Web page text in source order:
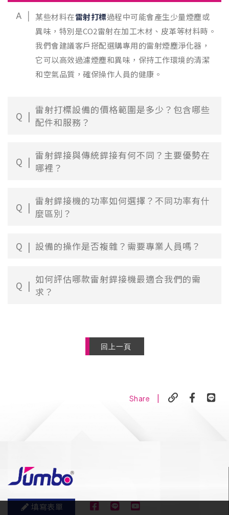
A 某些材料在雷射打標過程中可能會產生少量煙塵或
異味，特別是CO2雷射在加工木材、皮革等材料時。
我們會建議客戶搭配選購專用的雷射煙塵淨化器，
它可以高效過濾煙塵和異味，保持工作環境的清潔
和空氣品質，確保操作人員的健康。
Q
雷射打標設備的價格範圍是多少？包含哪些
配件和服務？
Q
雷射銲接與傳統銲接有何不同？主要優勢在
哪裡？
Q
雷射銲接機的功率如何選擇？不同功率有什
麼區別？
Q 設備的操作是否複雜？需要專業人員嗎？
Q
如何評估哪款雷射銲接機最適合我們的需
求？
回上一頁
Share
填寫表單